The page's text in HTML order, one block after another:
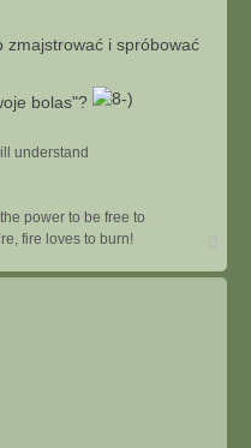
zmajstrować i spróbować
bolas"?
understand
power to be free to
fire loves to burn!
g